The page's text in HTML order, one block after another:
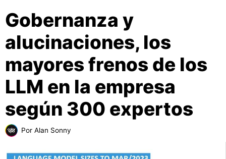
Gobernanza y
alucinaciones, los
mayores frenos de los
LLM en la empresa
según 300 expertos
Por Alan Sonny